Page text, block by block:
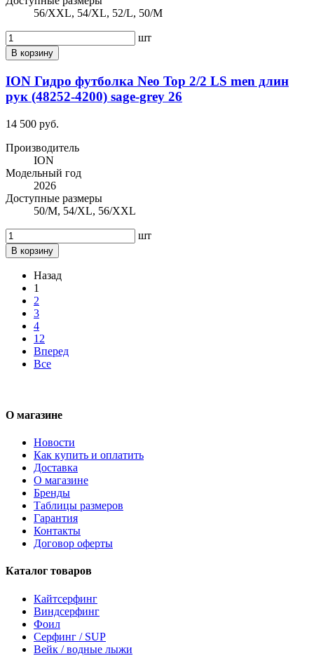
56/XXL, 54/XL, 52/L, 50/M
шт
В корзину
ION Гидро футболка Neo Top 2/2 LS men длин
рук (48252-4200) sage-grey 26
14 500 руб.
Производитель
ION
Модельный год
2026
Доступные размеры
50/M, 54/XL, 56/XXL
шт
В корзину
Назад
1
2
3
4
12
Вперед
Все
О магазине
Новости
Как купить и оплатить
Доставка
О магазине
Бренды
Таблицы размеров
Гарантия
Контакты
Договор оферты
Каталог товаров
Кайтсерфинг
Виндсерфинг
Фоил
Серфинг / SUP
Вейк / водные лыжи